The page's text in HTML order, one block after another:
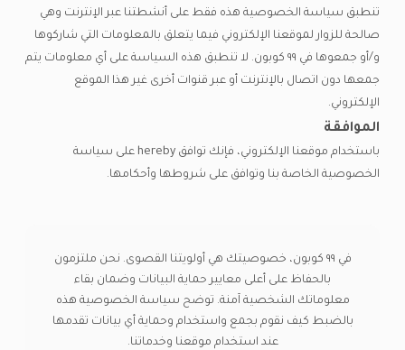
تنطبق سياسة الخصوصية هذه فقط على أنشطتنا عبر الإنترنت وهي
صالحة للزوار لموقعنا الإلكتروني فيما يتعلق بالمعلومات التي شاركوها
و/أو جمعوها في ٩٩ كوبون. لا تنطبق هذه السياسة على أي معلومات يتم
جمعها دون اتصال بالإنترنت أو عبر قنوات أخرى غير هذا الموقع
الإلكتروني.
الموافقة
باستخدام موقعنا الإلكتروني، فإنك توافق hereby على سياسة
الخصوصية الخاصة بنا وتوافق على شروطها وأحكامها.
في ٩٩ كوبون، خصوصيتك هي أولويتنا القصوى. نحن ملتزمون
بالحفاظ على أعلى معايير حماية البيانات وضمان بقاء
معلوماتك الشخصية آمنة. توضح سياسة الخصوصية هذه
بالضبط كيف نقوم بجمع واستخدام وحماية أي بيانات تقدمها
عند استخدام موقعنا وخدماتنا.